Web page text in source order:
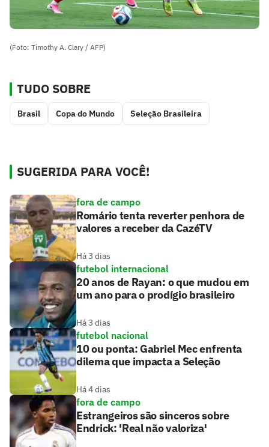
(Foto: Timothy A. Clary / AFP)
TUDO SOBRE
Brasil Copa do Mundo Seleção Brasileira
SUGERIDA PARA VOCÊ!
fora de campo
Romário tenta reverter penhora de
valores a receber da CazéTV
Há 3 dias
futebol internacional
20 anos de Rayan: o que mudou em
um ano para o prodígio brasileiro
Há 3 dias
futebol nacional
10 ou ponta: Gabriel Mec enfrenta
dilema que impacta a Seleção
Há 4 dias
fora de campo
Estrangeiros são sinceros sobre
Endrick: 'Real não valoriza'